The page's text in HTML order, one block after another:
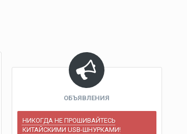
ОБЪЯВЛЕНИЯ
НИКОГДА НЕ ПРОШИВАЙТЕСЬ
КИТАЙСКИМИ USB-ШНУРКАМИ!